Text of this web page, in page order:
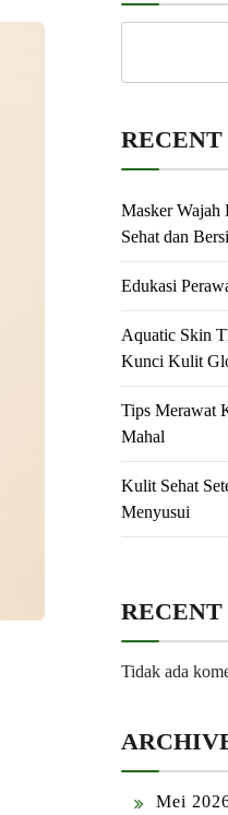
RECENT
Masker
Sehat dan
Edukasi
Aquatic Skin
Kunci Kulit
Tips Merawat
Mahal
Kulit Sehat
Menyusui
Tidak ada
Mei